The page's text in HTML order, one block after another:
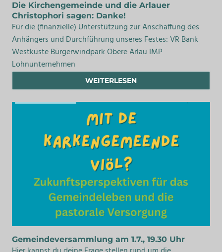
Die Kirchengemeinde und die Arlauer
Christophori sagen: Danke!
Für die (finanzielle) Unterstützung zur Anschaffung des
Anhängers und Durchführung unseres Festes: VR Bank
Westküste Bürgerwindpark Obere Arlau IMP
Lohnunternehmen
WEITERLESEN
Gemeindeversammlung am 1.7., 19.30 Uhr